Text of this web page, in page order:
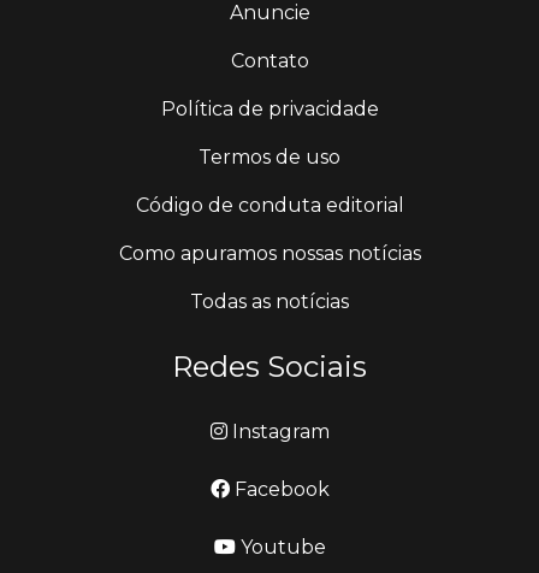
Anuncie
Contato
Política de privacidade
Termos de uso
Código de conduta editorial
Como apuramos nossas notícias
Todas as notícias
Redes Sociais
Instagram
Facebook
Youtube